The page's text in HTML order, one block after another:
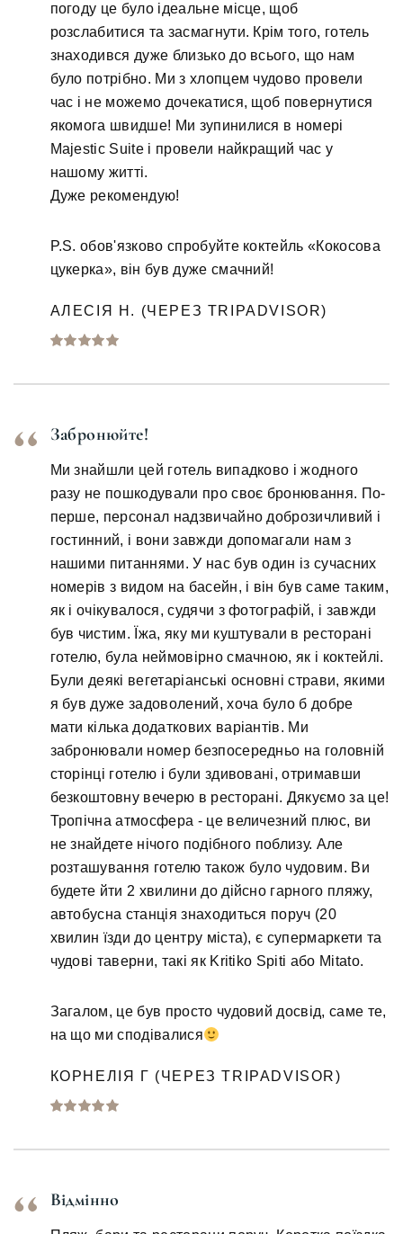
погоду це було ідеальне місце, щоб
розслабитися та засмагнути. Крім того, готель
знаходився дуже близько до всього, що нам
було потрібно. Ми з хлопцем чудово провели
час і не можемо дочекатися, щоб повернутися
якомога швидше! Ми зупинилися в номері
Majestic Suite і провели найкращий час у
нашому житті.
Дуже рекомендую!
P.S. обов'язково спробуйте коктейль «Кокосова
цукерка», він був дуже смачний!
АЛЕСІЯ Н. (ЧЕРЕЗ TRIPADVISOR)
Забронюйте!
Ми знайшли цей готель випадково і жодного
разу не пошкодували про своє бронювання. По-
перше, персонал надзвичайно доброзичливий і
гостинний, і вони завжди допомагали нам з
нашими питаннями. У нас був один із сучасних
номерів з видом на басейн, і він був саме таким,
як і очікувалося, судячи з фотографій, і завжди
був чистим. Їжа, яку ми куштували в ресторані
готелю, була неймовірно смачною, як і коктейлі.
Були деякі вегетаріанські основні страви, якими
я був дуже задоволений, хоча було б добре
мати кілька додаткових варіантів. Ми
забронювали номер безпосередньо на головній
сторінці готелю і були здивовані, отримавши
безкоштовну вечерю в ресторані. Дякуємо за це!
Тропічна атмосфера - це величезний плюс, ви
не знайдете нічого подібного поблизу. Але
розташування готелю також було чудовим. Ви
будете йти 2 хвилини до дійсно гарного пляжу,
автобусна станція знаходиться поруч (20
хвилин їзди до центру міста), є супермаркети та
чудові таверни, такі як Kritiko Spiti або Mitato.
Загалом, це був просто чудовий досвід, саме те,
на що ми сподівалися
КОРНЕЛІЯ Г (ЧЕРЕЗ TRIPADVISOR)
Відмінно